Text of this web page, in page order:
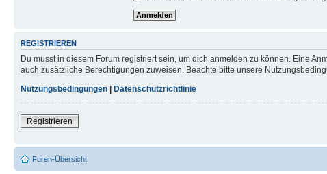
REGISTRIEREN
Du musst in diesem Forum registriert sein, um dich anmelden zu können. Eine
auch zusätzliche Berechtigungen zuweisen. Beachte bitte unsere
Nutzungsbedingungen
Datenschutzrichtlinie
Registrieren
Foren-Übersicht